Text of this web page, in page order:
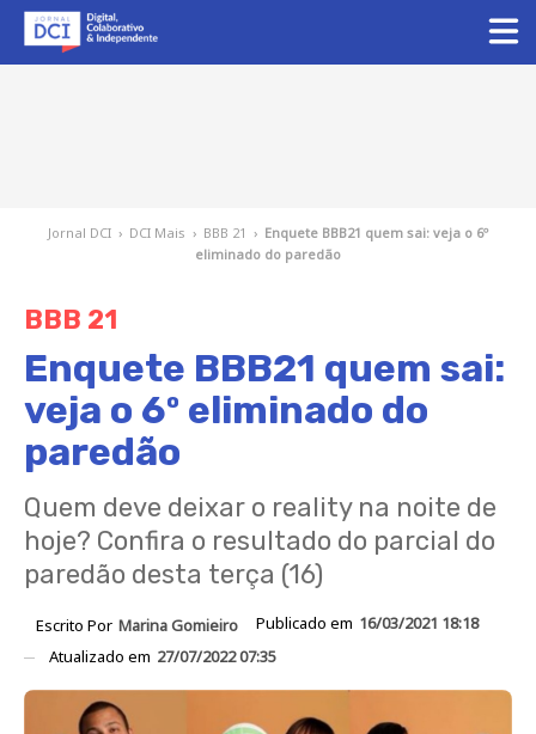
Jornal DCI › DCI Mais › BBB 21 › Enquete BBB21 quem sai: veja o 6º
eliminado do paredão
BBB 21
Enquete BBB21 quem sai:
veja o 6º eliminado do
paredão
Quem deve deixar o reality na noite de
hoje? Confira o resultado do parcial do
paredão desta terça (16)
Escrito Por Marina Gomieiro Publicado em 16/03/2021 18:18
Atualizado em 27/07/2022 07:35